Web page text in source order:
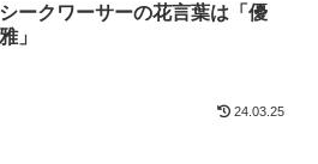
シークワーサーの花言葉は「優
雅」
24.03.25